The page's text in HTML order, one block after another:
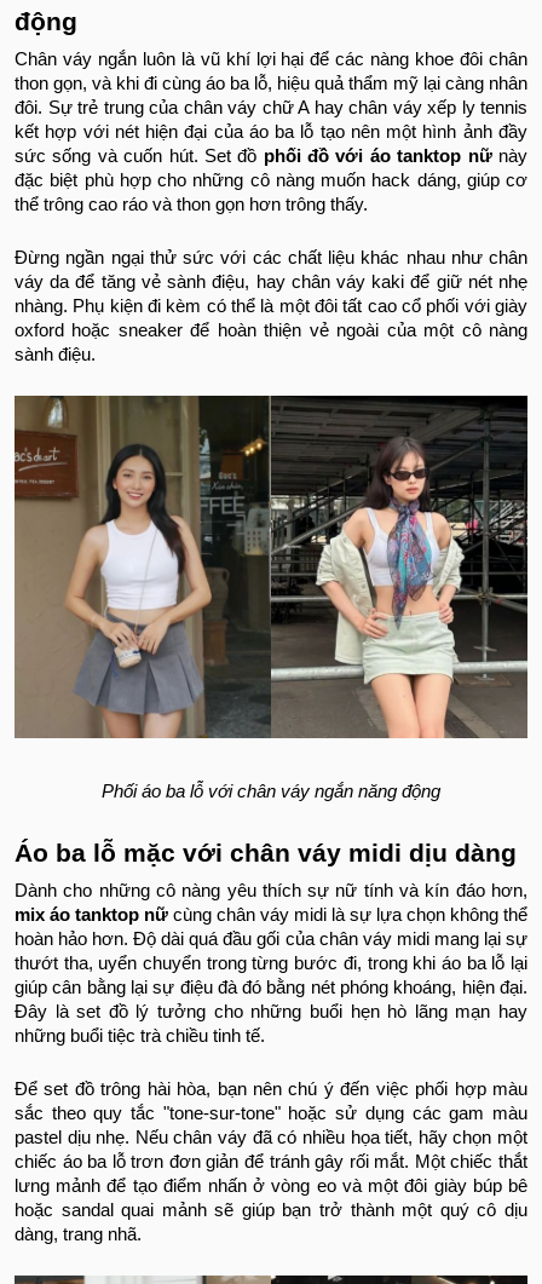
động
Chân váy ngắn luôn là vũ khí lợi hại để các nàng khoe đôi chân
thon gọn, và khi đi cùng áo ba lỗ, hiệu quả thẩm mỹ lại càng nhân
đôi. Sự trẻ trung của chân váy chữ A hay chân váy xếp ly tennis
kết hợp với nét hiện đại của áo ba lỗ tạo nên một hình ảnh đầy
sức sống và cuốn hút. Set đồ phối đồ với áo tanktop nữ này
đặc biệt phù hợp cho những cô nàng muốn hack dáng, giúp cơ
thể trông cao ráo và thon gọn hơn trông thấy.
Đừng ngần ngại thử sức với các chất liệu khác nhau như chân
váy da để tăng vẻ sành điệu, hay chân váy kaki để giữ nét nhẹ
nhàng. Phụ kiện đi kèm có thể là một đôi tất cao cổ phối với giày
oxford hoặc sneaker để hoàn thiện vẻ ngoài của một cô nàng
sành điệu.
Phối áo ba lỗ với chân váy ngắn năng động
Áo ba lỗ mặc với chân váy midi dịu dàng
Dành cho những cô nàng yêu thích sự nữ tính và kín đáo hơn,
mix áo tanktop nữ cùng chân váy midi là sự lựa chọn không thể
hoàn hảo hơn. Độ dài quá đầu gối của chân váy midi mang lại sự
thướt tha, uyển chuyển trong từng bước đi, trong khi áo ba lỗ lại
giúp cân bằng lại sự điệu đà đó bằng nét phóng khoáng, hiện đại.
Đây là set đồ lý tưởng cho những buổi hẹn hò lãng mạn hay
những buổi tiệc trà chiều tinh tế.
Để set đồ trông hài hòa, bạn nên chú ý đến việc phối hợp màu
sắc theo quy tắc "tone-sur-tone" hoặc sử dụng các gam màu
pastel dịu nhẹ. Nếu chân váy đã có nhiều họa tiết, hãy chọn một
chiếc áo ba lỗ trơn đơn giản để tránh gây rối mắt. Một chiếc thắt
lưng mảnh để tạo điểm nhấn ở vòng eo và một đôi giày búp bê
hoặc sandal quai mảnh sẽ giúp bạn trở thành một quý cô dịu
dàng, trang nhã.